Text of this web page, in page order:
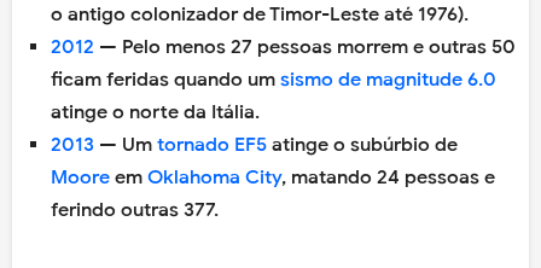
o antigo colonizador de Timor-Leste até 1976).
2012 — Pelo menos 27 pessoas morrem e outras 50
ficam feridas quando um sismo de magnitude 6.0
atinge o norte da Itália.
2013 — Um tornado EF5 atinge o subúrbio de
Moore em Oklahoma City, matando 24 pessoas e
ferindo outras 377.